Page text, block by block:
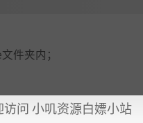
件夹内；
访问 小叽资源白嫖小站